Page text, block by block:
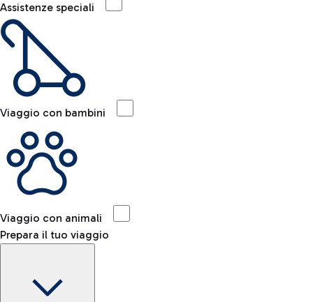
Assistenze speciali
Viaggio con bambini
Viaggio con animali
Prepara il tuo viaggio